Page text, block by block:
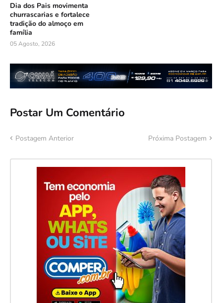
Dia dos Pais movimenta
churrascarias e fortalece
tradição do almoço em
família
05 Agosto, 2026
Postar Um Comentário
Postagem Anterior Próxima Postagem